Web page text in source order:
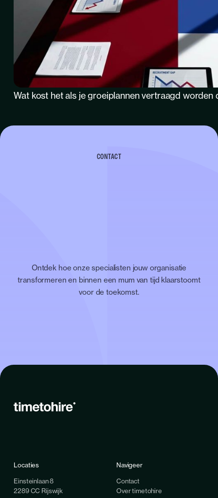
Wat kost het als je groeiplannen vertraagd worden
CONTACT
Ontdek hoe onze specialisten jouw organisatie
transformeren en binnen een mum van tijd klaarstoomt
voor de toekomst.
Locaties
Einsteinlaan 8
2289 CC Rijswijk
Navigeer
Contact
Over timetohire